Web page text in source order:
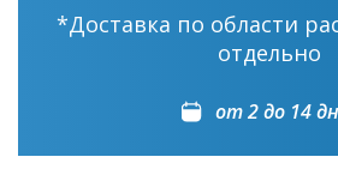
*Доставка по области
отдельно
от 2 до 14